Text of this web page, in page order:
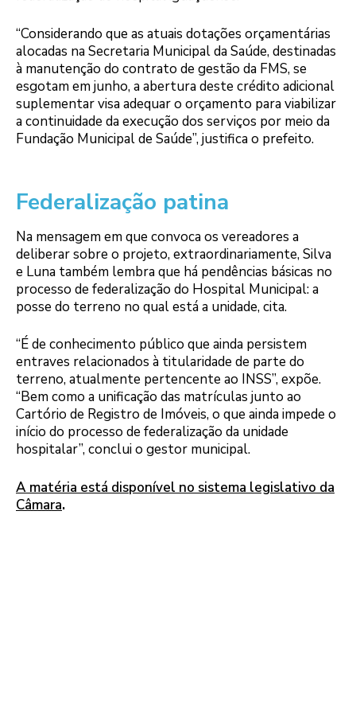
“Considerando que as atuais dotações orçamentárias
alocadas na Secretaria Municipal da Saúde, destinadas
à manutenção do contrato de gestão da FMS, se
esgotam em junho, a abertura deste crédito adicional
suplementar visa adequar o orçamento para viabilizar
a continuidade da execução dos serviços por meio da
Fundação Municipal de Saúde”, justifica o prefeito.
Federalização patina
Na mensagem em que convoca os vereadores a
deliberar sobre o projeto, extraordinariamente, Silva
e Luna também lembra que há pendências básicas no
processo de federalização do Hospital Municipal: a
posse do terreno no qual está a unidade, cita.
“É de conhecimento público que ainda persistem
entraves relacionados à titularidade de parte do
terreno, atualmente pertencente ao INSS”, expõe.
“Bem como a unificação das matrículas junto ao
Cartório de Registro de Imóveis, o que ainda impede o
início do processo de federalização da unidade
hospitalar”, conclui o gestor municipal.
A matéria está disponível no sistema legislativo da
Câmara.